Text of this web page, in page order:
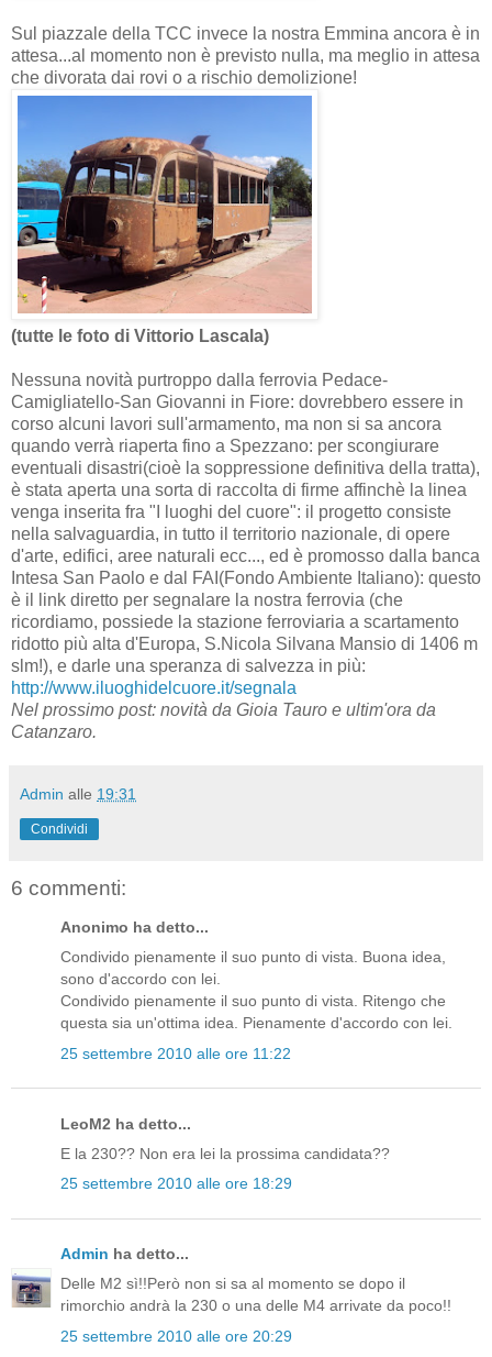
Sul piazzale della TCC invece la nostra Emmina ancora è in
attesa...al momento non è previsto nulla, ma meglio in attesa
che divorata dai rovi o a rischio demolizione!
(tutte le foto di Vittorio Lascala)
Nessuna novità purtroppo dalla ferrovia Pedace-
Camigliatello-San Giovanni in Fiore: dovrebbero essere in
corso alcuni lavori sull'armamento, ma non si sa ancora
quando verrà riaperta fino a Spezzano: per scongiurare
eventuali disastri(cioè la soppressione definitiva della tratta),
è stata aperta una sorta di raccolta di firme affinchè la linea
venga inserita fra "I luoghi del cuore": il progetto consiste
nella salvaguardia, in tutto il territorio nazionale, di opere
d'arte, edifici, aree naturali ecc..., ed è promosso dalla banca
Intesa San Paolo e dal FAI(Fondo Ambiente Italiano): questo
è il link diretto per segnalare la nostra ferrovia (che
ricordiamo, possiede la stazione ferroviaria a scartamento
ridotto più alta d'Europa, S.Nicola Silvana Mansio di 1406 m
slm!), e darle una speranza di salvezza in più:
http://www.iluoghidelcuore.it/segnala
Nel prossimo post: novità da Gioia Tauro e ultim'ora da
Catanzaro.
Admin alle 19:31
Condividi
6 commenti:
Anonimo ha detto...
Condivido pienamente il suo punto di vista. Buona idea,
sono d'accordo con lei.
Condivido pienamente il suo punto di vista. Ritengo che
questa sia un'ottima idea. Pienamente d'accordo con lei.
25 settembre 2010 alle ore 11:22
LeoM2 ha detto...
E la 230?? Non era lei la prossima candidata??
25 settembre 2010 alle ore 18:29
Admin ha detto...
Delle M2 sì!!Però non si sa al momento se dopo il
rimorchio andrà la 230 o una delle M4 arrivate da poco!!
25 settembre 2010 alle ore 20:29